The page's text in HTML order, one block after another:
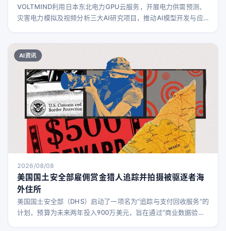
VOLTMIND利用日本东北电力GPU云服务，开展电力供需预测、
灾害电力模拟及视频分析三大AI研究项目，推动AI模型开发与应
AI资讯
2026/08/08
美国国土安全部雇佣赏金猎人追踪并拍摄被驱逐者海
外住所
美国国土安全部（DHS）启动了一项名为“追踪与支付回收服务”的
计划，预算为未来两年投入900万美元，旨在通过“商业数据验证